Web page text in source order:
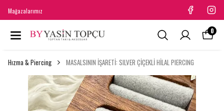
Mağazalarımız
0
Hızma & Piercing MASALSININ İŞARETİ: SILVER ÇİÇEKLİ HİLAL PIERCING